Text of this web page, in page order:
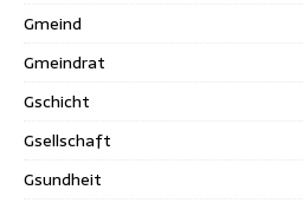
Gmeind
Gmeindrat
Gschicht
Gsellschaft
Gsundheit